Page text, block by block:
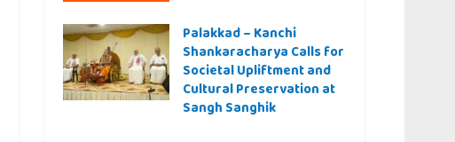
Palakkad – Kanchi
Shankaracharya Calls for
Societal Upliftment and
Cultural Preservation at
Sangh Sanghik